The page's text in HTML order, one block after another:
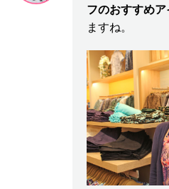
フのおすすめ
ますね。